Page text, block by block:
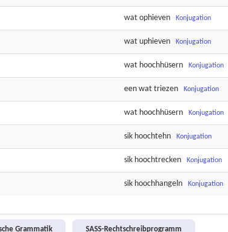
wat ophieven Konjugation
wat uphieven Konjugation
wat hoochhüsern Konjugation
een wat triezen Konjugation
wat hoochhüsern Konjugation
sik hoochtehn Konjugation
sik hoochtrecken Konjugation
sik hoochhangeln Konjugation
Grammatik SASS-Rechtschreibprogramm